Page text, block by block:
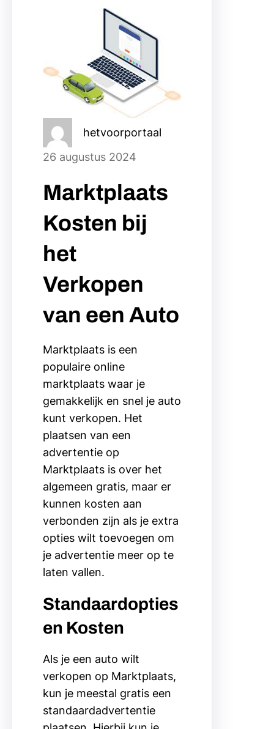
hetvoorportaal
26 augustus 2024
Marktplaats
Kosten bij
het
Verkopen
van een Auto
Marktplaats is een
populaire online
marktplaats waar je
gemakkelijk en snel je auto
kunt verkopen. Het
plaatsen van een
advertentie op
Marktplaats is over het
algemeen gratis, maar er
kunnen kosten aan
verbonden zijn als je extra
opties wilt toevoegen om
je advertentie meer op te
laten vallen.
Standaardopties
en Kosten
Als je een auto wilt
verkopen op Marktplaats,
kun je meestal gratis een
standaardadvertentie